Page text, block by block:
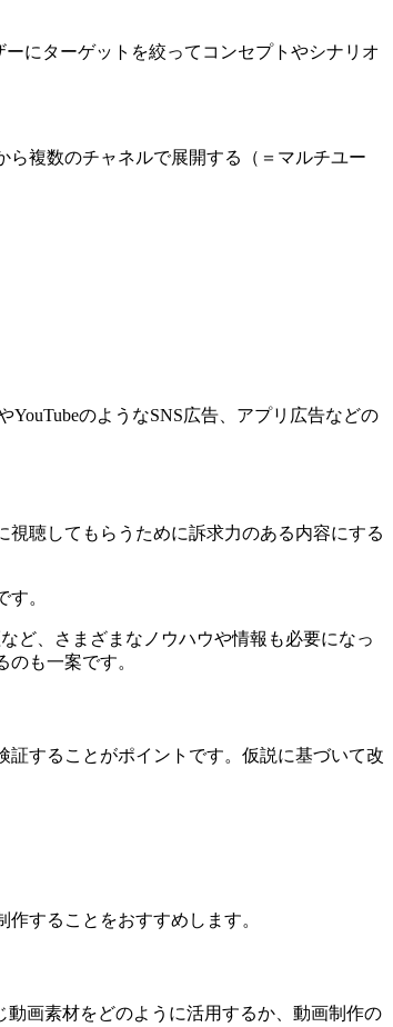
にターゲットを絞ってコンセプトやシナリオ
複数のチャネルで展開する（＝マルチユー
のようなSNS広告、アプリ広告などの
聴してもらうために訴求力のある内容にする
。
ど、さまざまなノウハウや情報も必要になっ
も一案です。
することがポイントです。仮説に基づいて改
することをおすすめします。
画素材をどのように活用するか、動画制作の